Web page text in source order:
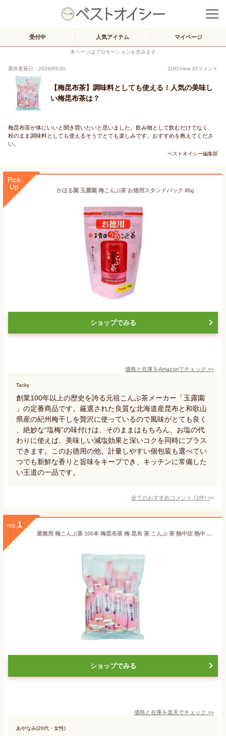
受付中 人気アイテム マイページ
本ページはプロモーションを含みます
最終更新日：2026/05/30 1192View 33コメント
【梅昆布茶】調味料としても使える！人気の美味し
い梅昆布茶は？
梅昆布茶が体にいいと聞き買いたいと思いました。飲み物として飲むだけでなく、
粉のまま調味料としても使えるそうでとても楽しみです。おすすめを教えてくださ
い。
ベストオイシー編集部
Pick
Up
かほる園 玉露園 梅こんぶ茶 お徳用スタンドパック 85g
ショップでみる
価格と在庫をAmazonでチェック >>
Tacky
創業100年以上の歴史を誇る元祖こんぶ茶メーカー「玉露園
」の定番商品です。厳選された良質な北海道産昆布と和歌山
県産の紀州梅干しを贅沢に使っているので風味がとても良く
、絶妙な“塩梅”の味付けは、そのままはもちろん、お塩の代
わりに使えば、美味しい減塩効果と深いコクを同時にプラス
できます。このお徳用の他、計量しやすい個包装も選べてい
つでも新鮮な香りと旨味をキープでき、キッチンに常備した
い王道の一品です。
全てのおすすめコメント (1件) >
no. 1
業務用 梅こんぶ茶 100本 梅昆布茶 梅 昆布 茶 こんぶ 茶 熱中症 熱中 症 飲み物 塩分 ニットーリレー 日東食品工業
ショップでみる
価格と在庫を楽天でチェック >>
あやなみ(20代・女性)